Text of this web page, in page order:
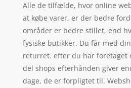
Alle de tilfælde, hvor online
at købe varer, er der bedre
områder er bedre stillet, end
fysiske butikker. Du får med
returret. efter du har foretaget
del shops efterhånden giver
dage, de er forpligtet til.